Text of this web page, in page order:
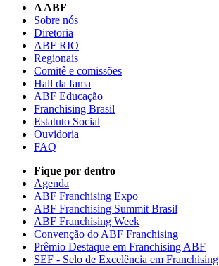
A ABF
Sobre nós
Diretoria
ABF RIO
Regionais
Comitê e comissões
Hall da fama
ABF Educação
Franchising Brasil
Estatuto Social
Ouvidoria
FAQ
Fique por dentro
Agenda
ABF Franchising Expo
ABF Franchising Summit Brasil
ABF Franchising Week
Convenção do ABF Franchising
Prêmio Destaque em Franchising ABF
SEF - Selo de Excelência em Franchising